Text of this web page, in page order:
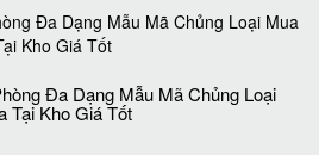
Đa Dạng Mẫu Mã Chủng Loại
Tại Kho Giá Tốt